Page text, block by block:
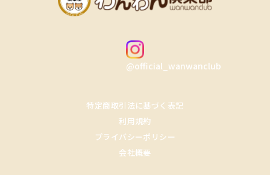
@official_wanwanclub
特定商取引法に基づく表記
利用規約
プライバシーポリシー
会社概要